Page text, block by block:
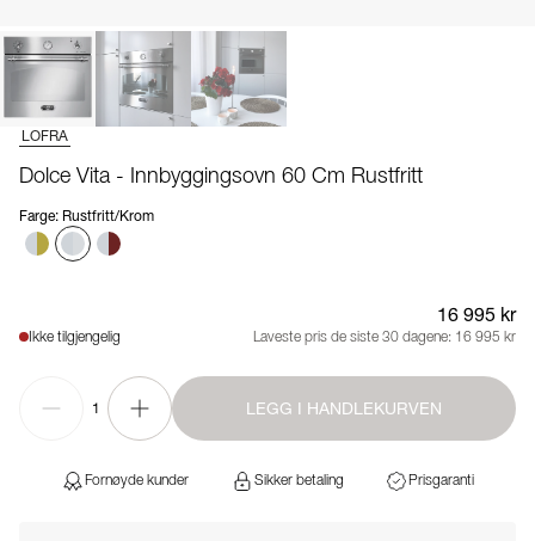
LOFRA
Dolce Vita - Innbyggingsovn 60 Cm Rustfritt
Farge: Rustfritt/Krom
Ikke tilgjengelig
16 995 kr
Laveste pris de siste 30 dagene: 16 995 kr
1 LEGG I HANDLEKURVEN
Fornøyde kunder Sikker betaling Prisgaranti